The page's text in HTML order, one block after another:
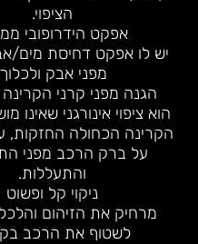
הציפוי.
אפקט הידרופובי
יש לו אפקט דחיסת מים/
מפני אבק
הגנה מפני קרני
הוא ציפוי אינורגני שאינו
הקרינה הכחולה החזקות,
על ברק הרכב מפני
והתעללות.
ניקוי קל ופשוט
מרחיק את הזיהום
לשטוף את הרכב